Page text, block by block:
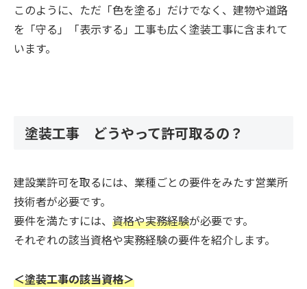
このように、ただ「色を塗る」だけでなく、建物や道路
を「守る」「表示する」工事も広く塗装工事に含まれて
います。
塗装工事 どうやって許可取るの？
建設業許可を取るには、業種ごとの要件をみたす営業所
技術者が必要です。
要件を満たすには、 資格や実務経験が必要です。
それぞれの該当資格や実務経験の要件を紹介します。
＜塗装工事の該当資格＞